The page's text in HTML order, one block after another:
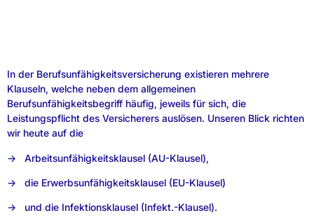
In der Berufsunfähigkeitsversicherung existieren mehrere
Klauseln, welche neben dem allgemeinen
Berufsunfähigkeitsbegriff häufig, jeweils für sich, die
Leistungspflicht des Versicherers auslösen. Unseren Blick richten
wir heute auf die
→ Arbeitsunfähigkeitsklausel (AU-Klausel),
→ die Erwerbsunfähigkeitsklausel (EU-Klausel)
→ und die Infektionsklausel (Infekt.-Klausel).